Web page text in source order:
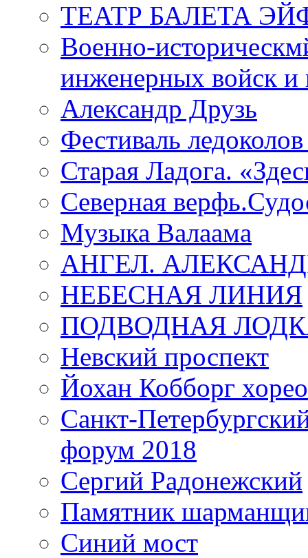
ТЕАТР БАЛЕТА
Военно-
инженерных войск и
Александр Друзь
Фестиваль
Старая Ладога.
Северная
Музыка Валаама
АНГЕЛ.
НЕБЕСНАЯ ЛИНИЯ
ПОДВОДНАЯ
Невский проспект
Йохан Кобборг
Санкт-
форум 2018
Сергий Радонежский
Памятник
Синий мост